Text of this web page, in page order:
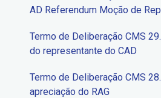
AD Referendum Moção de
Termo de Deliberação CMS
do representante do CAD
Termo de Deliberação CMS
apreciação do RAG